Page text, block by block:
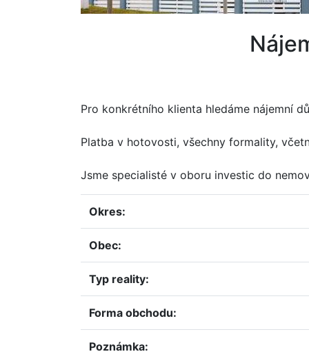
Pro konkrétního klienta hledáme nájemní
Platba v hotovosti, všechny formality,
Jsme specialisté v oboru investic do
okres:
obec:
typ reality:
forma obchodu:
poznámka: